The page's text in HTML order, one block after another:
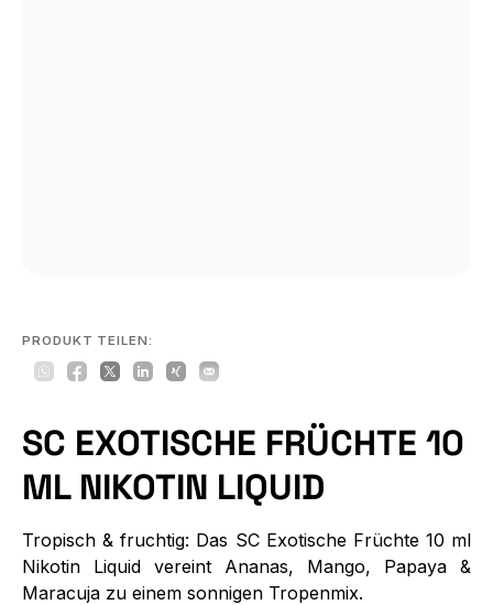
PRODUKT TEILEN:
SC EXOTISCHE FRÜCHTE 10
ML NIKOTIN LIQUID
Tropisch & fruchtig: Das SC Exotische Früchte 10 ml
Nikotin Liquid vereint Ananas, Mango, Papaya &
Maracuja zu einem sonnigen Tropenmix.